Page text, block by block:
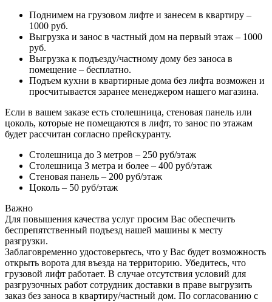
Поднимем на грузовом лифте и занесем в квартиру –
1000 руб.
Выгрузка и занос в частный дом на первый этаж – 1000
руб.
Выгрузка к подъезду/частному дому без заноса в
помещение – бесплатно.
Подъем кухни в квартирные дома без лифта возможен и
просчитывается заранее менеджером нашего магазина.
Если в вашем заказе есть столешница, стеновая панель или
цоколь, которые не помещаются в лифт, то занос по этажам
будет рассчитан согласно прейскуранту.
Столешница до 3 метров – 250 руб/этаж
Столешница 3 метра и более – 400 руб/этаж
Стеновая панель – 200 руб/этаж
Цоколь – 50 руб/этаж
Важно
Для повышения качества услуг просим Вас обеспечить
беспрепятственный подъезд нашей машины к месту
разгрузки.
Заблаговременно удостоверьтесь, что у Вас будет возможность
открыть ворота для въезда на территорию. Убедитесь, что
грузовой лифт работает. В случае отсутствия условий для
разгрузочных работ сотрудник доставки в праве выгрузить
заказ без заноса в квартиру/частный дом. По согласованию с